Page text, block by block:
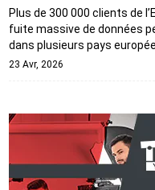
Plus de 300 000 clients de
fuite massive de données
dans plusieurs pays
23 Avr, 2026